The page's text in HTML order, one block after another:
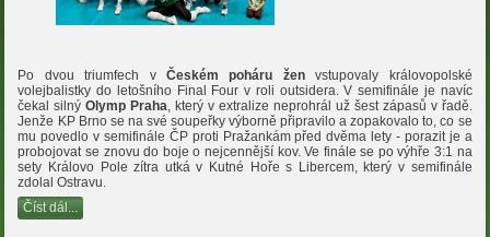
Po dvou triumfech v Českém poháru ženvstupovaly královopolské
volejbalistky do letošního Final Four v roli outsidera. V semifinále je navíc
čekal silnýOlymp Praha, který v extralize neprohrál už šest zápasů v řadě.
Jenže KP Brno se na své soupeřky výborně připravilo a zopakovalo to, co se
mu povedlo v semifinále ČP proti Pražankám před dvěma lety - porazit je a
probojovat se znovu do boje o nejcennější kov. Ve finále se po výhře 3:1 na
sety Královo Pole zítra utká v Kutné Hoře s Libercem, který v semifinále
zdolal Ostravu.
Číst dál...